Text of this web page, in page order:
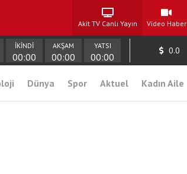
Akit TV Canlı Yayın Video Haber
İKİNDİ
00:00
AKŞAM
00:00
YATSI
00:00
0.0
Dünya Spor Aktuel Kadın Aile